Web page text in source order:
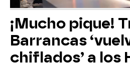
¡Mucho pique!
Barrancas
chiflados’ a los